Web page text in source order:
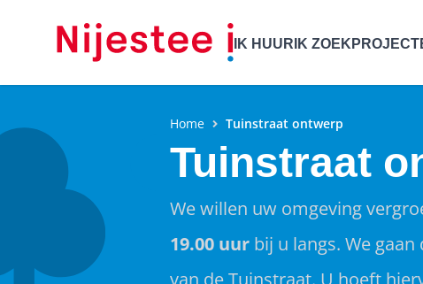
IK HUUR IK ZOEK
Home Tuinstraat ontwerp
Tuinstraat
We willen uw omgeving
19.00 uur bij u langs. We
van de Tuinstraat. U hoeft